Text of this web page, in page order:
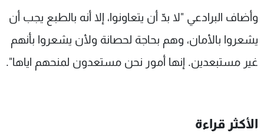
وأضاف البرادعي "لا بدّ أن يتعاونوا، إلا أنه بالطبع يجب أن
يشعروا بالأمان، وهم بحاجة لحصانة ولأن يشعروا بأنهم
غير مستبعدين. إنها أمور نحن مستعدون لمنحهم اياها".
الأكثر قراءة